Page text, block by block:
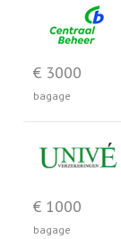
€ 3000
bagage
€ 1000
bagage